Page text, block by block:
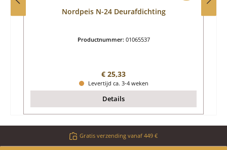
Nordpeis N-24 Deurafdichting
Productnummer: 01065537
Normale prijs:
€ 25,33
Levertijd ca. 3-4 weken
Details
Gratis verzending vanaf 449 €